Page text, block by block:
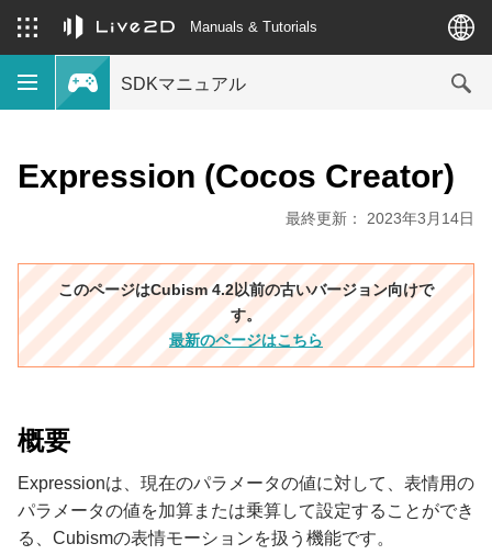
Manuals & Tutorials
SDKマニュアル
Expression (Cocos Creator)
最終更新： 2023年3月14日
このページはCubism 4.2以前の古いバージョン向けで
す。
最新のページはこちら
概要
Expressionは、現在のパラメータの値に対して、表情用の
パラメータの値を加算または乗算して設定することができ
る、Cubismの表情モーションを扱う機能です。